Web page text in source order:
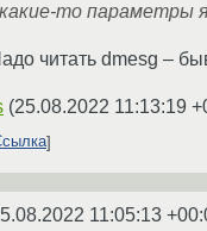
то параметры
читать dmesg –
(25.08.2022 11:13:19
11:05:13